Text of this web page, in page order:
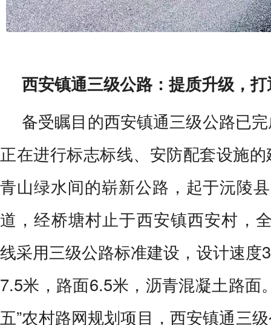
西安镇通三级公路：提质升级，
备受瞩目的西安镇通三级公路已
正在进行标志标线、安防配套设施
青山绿水间的崭新公路，起于沅陵
道，经桥塘村止于西安镇西安村，
线采用三级公路标准建设，设计速度
7.5米，路面6.5米，沥青混凝土路面
五”农村路网规划项目，西安镇通三